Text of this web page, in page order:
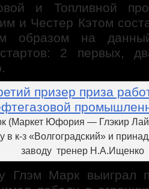
и Топливной
и Честер Кэтом
образом на
2 первых,
(Маркет Юфория — Глэкир
в к-з «Волгоградский» и
заводу тренер Н.А.Ищенко
Глэм Марк выиграл